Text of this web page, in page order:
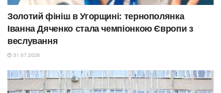
Золотий фініш в Угорщині: тернополянка
Іванна Дяченко стала чемпіонкою Європи з
веслування
31.07.2026